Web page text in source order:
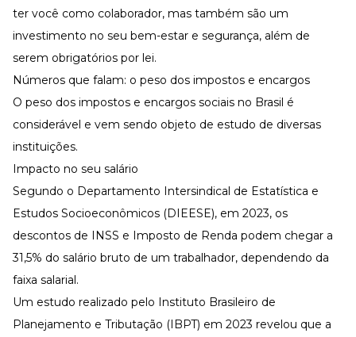
ter você como colaborador, mas também são um
investimento no seu bem-estar e segurança, além de
serem obrigatórios por lei.
Números que falam: o peso dos impostos e encargos
O peso dos impostos e encargos sociais no Brasil é
considerável e vem sendo objeto de estudo de diversas
instituições.
Impacto no seu salário
Segundo o Departamento Intersindical de Estatística e
Estudos Socioeconômicos (DIEESE), em 2023, os
descontos de INSS e Imposto de Renda podem chegar a
31,5% do salário bruto de um trabalhador, dependendo da
faixa salarial.
Um estudo realizado pelo Instituto Brasileiro de
Planejamento e Tributação (IBPT) em 2023 revelou que a